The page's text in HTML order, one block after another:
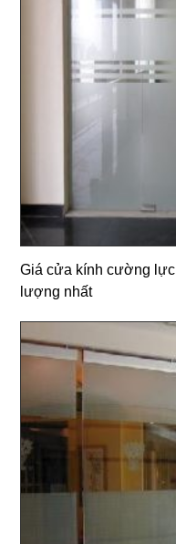
Giá cửa kính cường
lượng nhất